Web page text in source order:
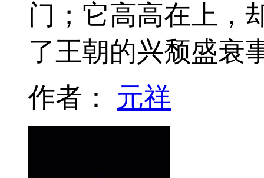
门；它高高在上，
了王朝的兴颓盛衰
作者： 元祥